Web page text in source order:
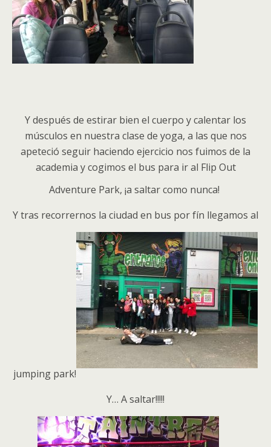
Y después de estirar bien el cuerpo y calentar los
músculos en nuestra clase de yoga, a las que nos
apeteció seguir haciendo ejercicio nos fuimos de la
academia y cogimos el bus para ir al Flip Out
Adventure Park, ¡a saltar como nunca!
Y tras recorrernos la ciudad en bus por fín llegamos al
jumping park!
Y… A saltar!!!!!